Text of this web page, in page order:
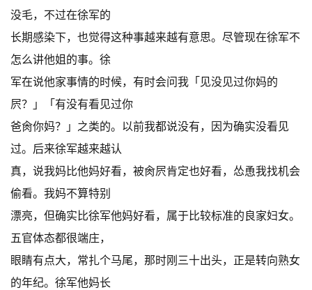
没毛，不过在徐军的
长期感染下，也觉得这种事越来越有意思。尽管现在徐军不
怎么讲他姐的事。徐
军在说他家事情的时候，有时会问我「见没见过你妈的
屄？」「有没有看见过你
爸肏你妈？」之类的。以前我都说没有，因为确实没看见
过。后来徐军越来越认
真，说我妈比他妈好看，被肏屄肯定也好看，怂恿我找机会
偷看。我妈不算特别
漂亮，但确实比徐军他妈好看，属于比较标准的良家妇女。
五官体态都很端庄，
眼睛有点大，常扎个马尾，那时刚三十出头，正是转向熟女
的年纪。徐军他妈长